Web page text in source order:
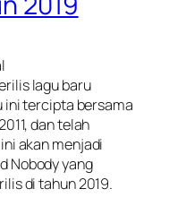
lagu baru
ini tercipta bersama
dan telah
akan menjadi
Nobody yang
di tahun 2019.